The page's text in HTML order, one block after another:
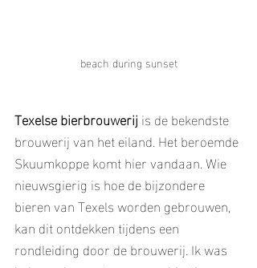
beach during sunset
Texelse bierbrouwerij is de bekendste
brouwerij van het eiland. Het beroemde
Skuumkoppe komt hier vandaan. Wie
nieuwsgierig is hoe de bijzondere
bieren van Texels worden gebrouwen,
kan dit ontdekken tijdens een
rondleiding door de brouwerij. Ik was